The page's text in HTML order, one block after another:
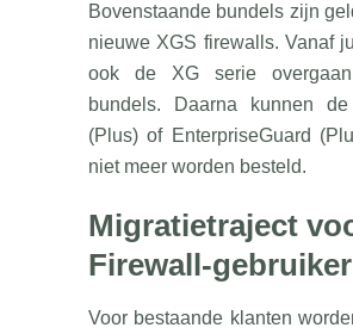
Bovenstaande bundels zijn
nieuwe XGS firewalls. Vanaf
ook de XG serie
bundels. Daarna kunnen de
(Plus) of EnterpriseGuard
niet meer worden besteld.
Migratietraject
Firewall-
Voor bestaande klanten